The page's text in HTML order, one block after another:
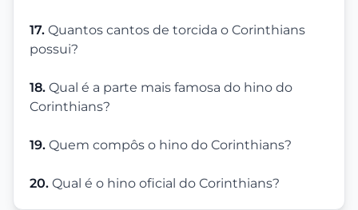
17. Quantos cantos de torcida o Corinthians
possui?
18. Qual é a parte mais famosa do hino do
Corinthians?
19. Quem compôs o hino do Corinthians?
20. Qual é o hino oficial do Corinthians?